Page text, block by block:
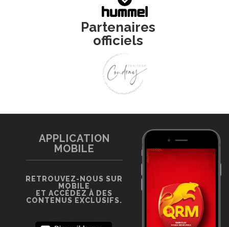
Partenaires
officiels
APPLICATION
MOBILE
RETROUVEZ-NOUS SUR
MOBILE
ET ACCÉDEZ À DES
CONTENUS EXCLUSIFS.